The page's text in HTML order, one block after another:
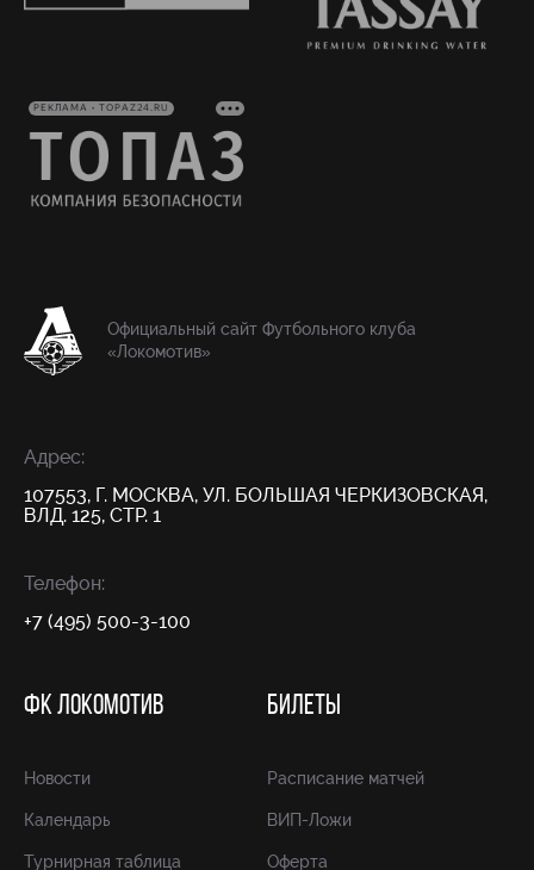
РЕКЛАМА • TOPAZ24.RU
Официальный сайт Футбольного клуба
«Локомотив»
Адрес:
107553, Г. МОСКВА, УЛ. БОЛЬШАЯ ЧЕРКИЗОВСКАЯ,
ВЛД. 125, СТР. 1
Телефон:
+7 (495) 500-3-100
ФК ЛОКОМОТИВ
Новости
Календарь
Турнирная таблица
БИЛЕТЫ
Расписание матчей
ВИП-Ложи
Оферта